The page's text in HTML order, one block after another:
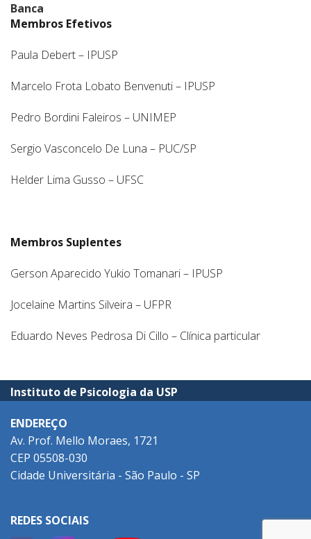
Banca
Membros Efetivos
Paula Debert – IPUSP
Marcelo Frota Lobato Benvenuti – IPUSP
Pedro Bordini Faleiros – UNIMEP
Sergio Vasconcelo De Luna – PUC/SP
Helder Lima Gusso – UFSC
Membros Suplentes
Gerson Aparecido Yukio Tomanari – IPUSP
Jocelaine Martins Silveira – UFPR
Eduardo Neves Pedrosa Di Cillo – Clínica particular
Instituto de Psicologia da USP
ENDEREÇO
Av. Prof. Mello Moraes, 1721
CEP 05508-030
Cidade Universitária - São Paulo - SP
REDES SOCIAIS